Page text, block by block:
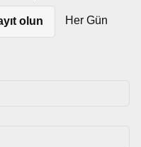
olun Her Gün